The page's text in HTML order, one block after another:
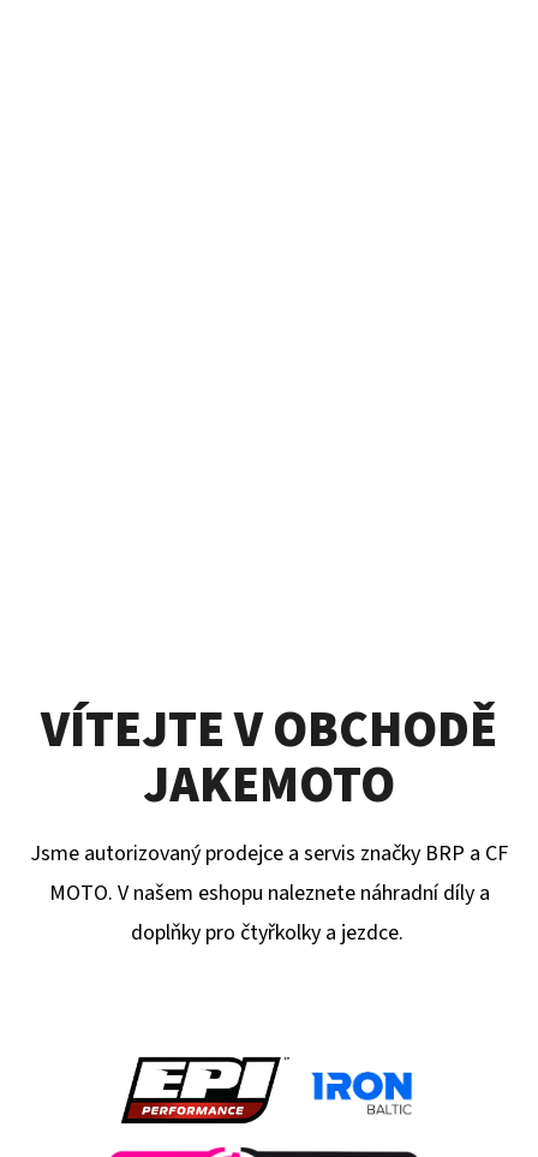
VÍTEJTE V OBCHODĚ
JAKEMOTO
Jsme autorizovaný prodejce a servis značky BRP a CF
MOTO. V našem eshopu naleznete náhradní díly a
doplňky pro čtyřkolky a jezdce.